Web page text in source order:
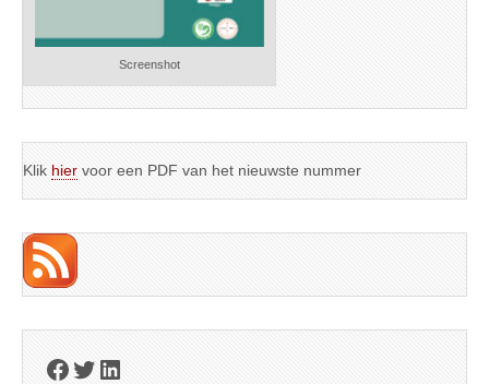
Screenshot
Klik hier voor een PDF van het nieuwste nummer
Facebook
Twitter
LinkedIn